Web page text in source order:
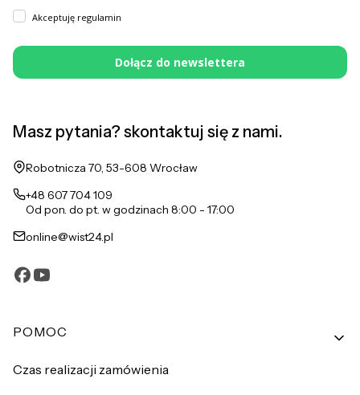
Akceptuję regulamin
Dołącz do newslettera
Masz pytania? skontaktuj się z nami.
Adres:
Robotnicza 70, 53-608 Wrocław
+48 607 704 109
Od pon. do pt. w godzinach 8:00 - 17:00
online@wist24.pl
Linki w stopce
POMOC
Czas realizacji zamówienia